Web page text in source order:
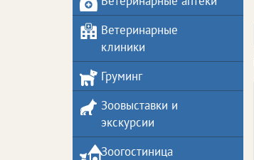
Ветеринарные
клиники
Груминг
Зоовыставки и
экскурсии
Зоогостиница